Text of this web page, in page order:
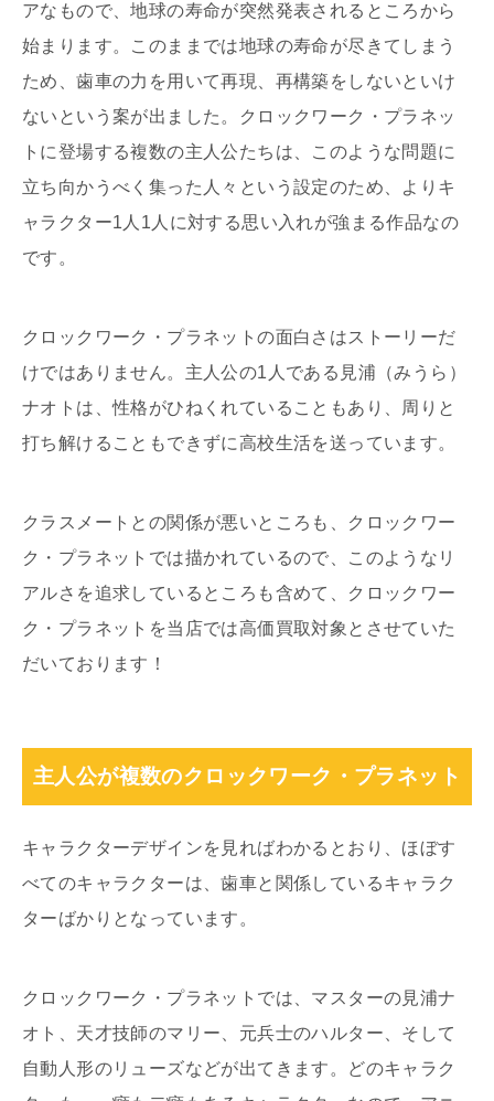
アなもので、地球の寿命が突然発表されるところから
始まります。このままでは地球の寿命が尽きてしまう
ため、歯車の力を用いて再現、再構築をしないといけ
ないという案が出ました。クロックワーク・プラネッ
トに登場する複数の主人公たちは、このような問題に
立ち向かうべく集った人々という設定のため、よりキ
ャラクター1人1人に対する思い入れが強まる作品なの
です。
クロックワーク・プラネットの面白さはストーリーだ
けではありません。主人公の1人である見浦（みうら）
ナオトは、性格がひねくれていることもあり、周りと
打ち解けることもできずに高校生活を送っています。
クラスメートとの関係が悪いところも、クロックワー
ク・プラネットでは描かれているので、このようなリ
アルさを追求しているところも含めて、クロックワー
ク・プラネットを当店では高価買取対象とさせていた
だいております！
主人公が複数のクロックワーク・プラネット
キャラクターデザインを見ればわかるとおり、ほぼす
べてのキャラクターは、歯車と関係しているキャラク
ターばかりとなっています。
クロックワーク・プラネットでは、マスターの見浦ナ
オト、天才技師のマリー、元兵士のハルター、そして
自動人形のリューズなどが出てきます。どのキャラク